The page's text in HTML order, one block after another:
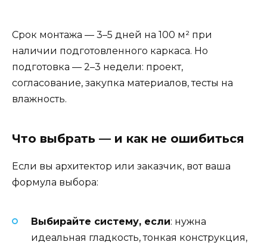
Срок монтажа — 3–5 дней на 100 м² при
наличии подготовленного каркаса. Но
подготовка — 2–3 недели: проект,
согласование, закупка материалов, тесты на
влажность.
Что выбрать — и как не ошибиться
Если вы архитектор или заказчик, вот ваша
формула выбора:
Выбирайте систему, если: нужна
идеальная гладкость, тонкая конструкция,